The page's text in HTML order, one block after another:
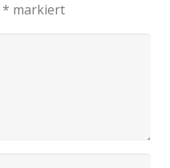
* markiert